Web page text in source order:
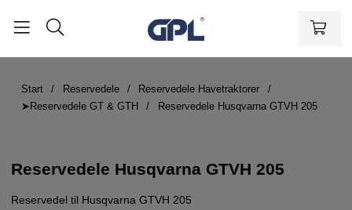
Start Reservedele
Reservedele Havetraktorer
➤Reservedele GT & GTH
Reservedele Husqvarna GTVH 205
Reservedele Husqvarna GTVH 205
Reservedel til Husqvarna GTVH 205